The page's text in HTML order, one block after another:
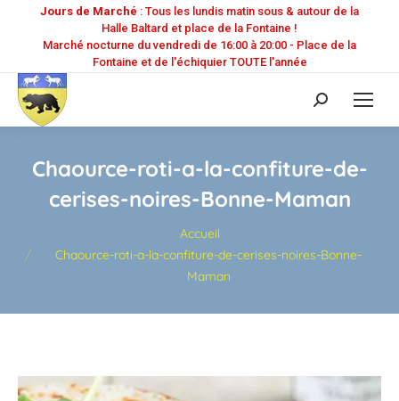
Jours de Marché : Tous les lundis matin sous & autour de la
Halle Baltard et place de la Fontaine !
Marché nocturne du vendredi de 16:00 à 20:00 - Place de la
Fontaine et de l'échiquier TOUTE l'année
Recherche
:
Chaource-roti-a-la-confiture-de-
cerises-noires-Bonne-Maman
Accueil
Chaource-roti-a-la-confiture-de-cerises-noires-Bonne-
Maman